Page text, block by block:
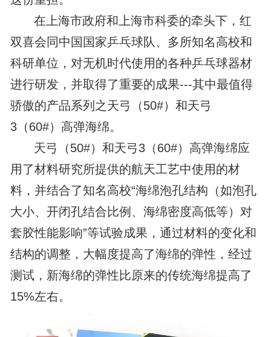
在上海市政府和上海市科委的牵头下，红
双喜会同中国国家乒乓球队、多所知名高校和
科研单位，对无机时代使用的各种乒乓球器材
进行研发，并取得了重要的成果---其中最值得
骄傲的产品系列之天弓（50#）和天弓
3（60#）高弹海绵。
天弓（50#）和天弓3（60#）高弹海绵应
用了材料研究所提供的航天工艺中使用的材
料，并结合了知名高校“海绵泡孔结构（如泡孔
大小、开闭孔结合比例、海绵密度高低等）对
套胶性能影响”等试验成果，通过材料的变化和
结构的调整，大幅度提高了海绵的弹性，经过
测试，新海绵的弹性比原来的传统海绵提高了
15%左右。